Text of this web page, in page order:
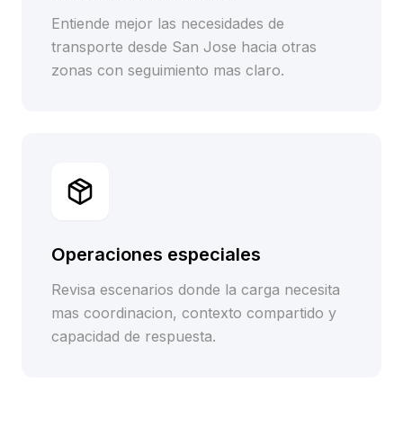
Entiende mejor las necesidades de
transporte desde San Jose hacia otras
zonas con seguimiento mas claro.
Operaciones especiales
Revisa escenarios donde la carga necesita
mas coordinacion, contexto compartido y
capacidad de respuesta.